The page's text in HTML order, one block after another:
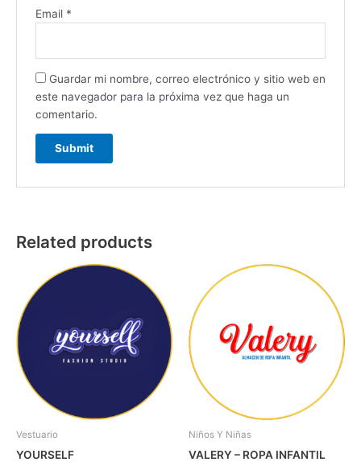
Email *
Guardar mi nombre, correo electrónico y sitio web en
este navegador para la próxima vez que haga un
comentario.
Related products
Vestuario
YOURSELF
Niños Y Niñas
VALERY – ROPA INFANTIL